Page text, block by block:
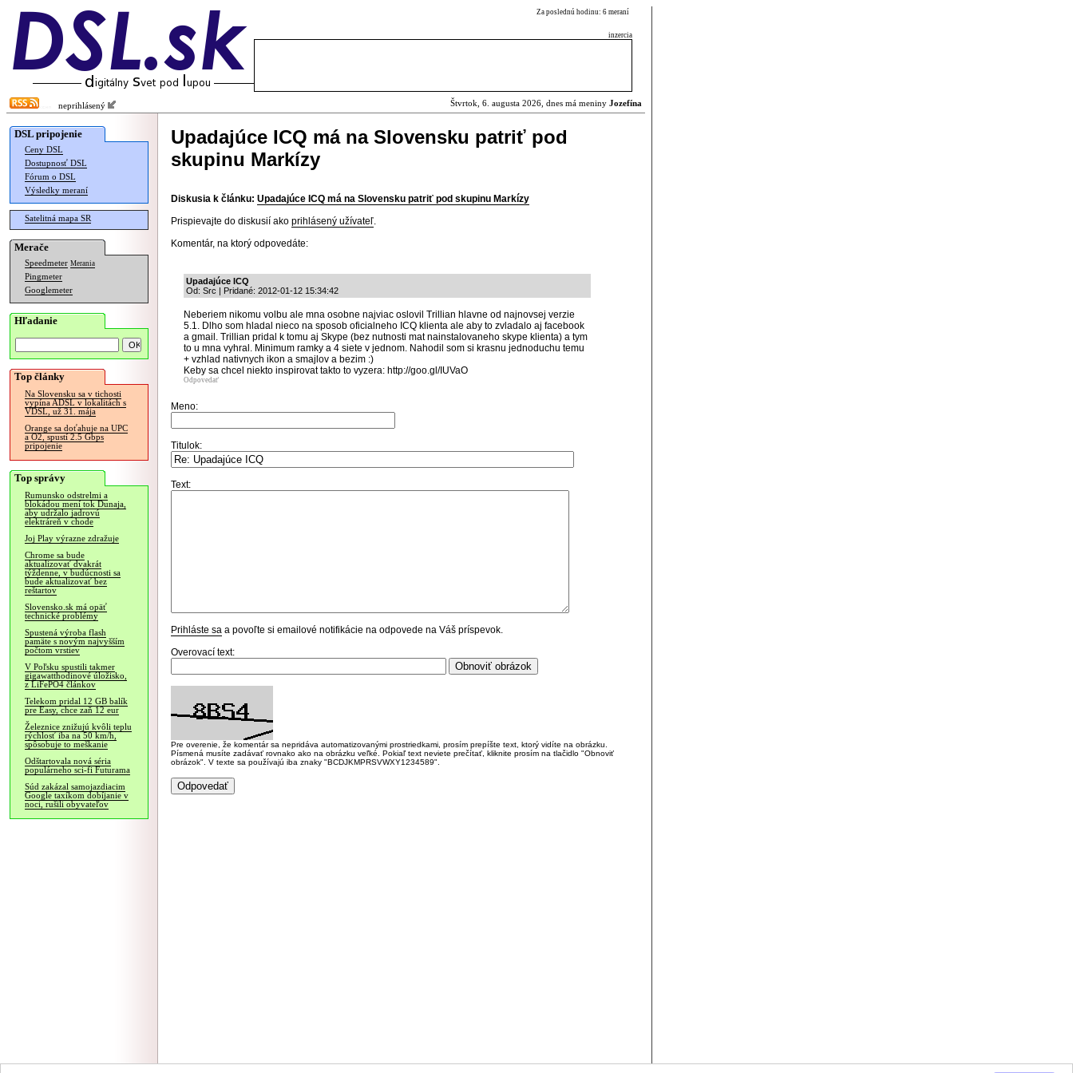
Za poslednú hodinu: 6 meraní
inzercia
neprihlásený Štvrtok, 6. augusta 2026, dnes má meniny Jozefína
DSL pripojenie
Ceny DSL
Dostupnosť DSL
Fórum o DSL
Výsledky meraní
Satelitná mapa SR
Merače
Speedmeter Merania
Pingmeter
Googlemeter
Hľadanie
Top články
Na Slovensku sa v tichosti
vypína ADSL v lokalitách s
VDSL, už 31. mája
Orange sa doťahuje na UPC
a O2, spustí 2.5 Gbps
pripojenie
Top správy
Rumunsko odstrelmi a
blokádou mení tok Dunaja,
aby udržalo jadrovú
elektráreň v chode
Joj Play výrazne zdražuje
Chrome sa bude
aktualizovať dvakrát
týždenne, v budúcnosti sa
bude aktualizovať bez
reštartov
Slovensko.sk má opäť
technické problémy
Spustená výroba flash
pamäte s novým najvyšším
počtom vrstiev
V Poľsku spustili takmer
gigawatthodinové úložisko,
z LiFePO4 článkov
Telekom pridal 12 GB balík
pre Easy, chce zaň 12 eur
Železnice znižujú kvôli teplu
rýchlosť iba na 50 km/h,
spôsobuje to meškanie
Odštartovala nová séria
populárneho sci-fi Futurama
Súd zakázal samojazdiacim
Google taxíkom dobíjanie v
noci, rušili obyvateľov
Upadajúce ICQ má na Slovensku patriť pod
skupinu Markízy
Diskusia k článku: Upadajúce ICQ má na Slovensku patriť pod skupinu Markízy
Prispievajte do diskusií ako prihlásený užívateľ.
Komentár, na ktorý odpovedáte:
Upadajúce ICQ
Od: Src | Pridané: 2012-01-12 15:34:42
Neberiem nikomu volbu ale mna osobne najviac oslovil Trillian hlavne od najnovsej verzie
5.1. Dlho som hladal nieco na sposob oficialneho ICQ klienta ale aby to zvladalo aj facebook
a gmail. Trillian pridal k tomu aj Skype (bez nutnosti mat nainstalovaneho skype klienta) a tym
to u mna vyhral. Minimum ramky a 4 siete v jednom. Nahodil som si krasnu jednoduchu temu
+ vzhlad nativnych ikon a smajlov a bezim :)
Keby sa chcel niekto inspirovat takto to vyzera: http://goo.gl/IUVaO
Odpovedať
Meno:
Titulok:
Text:
Prihláste sa a povoľte si emailové notifikácie na odpovede na Váš príspevok.
Overovací text:
Pre overenie, že komentár sa nepridáva automatizovanými prostriedkami, prosím prepíšte text, ktorý vidíte na obrázku.
Písmená musíte zadávať rovnako ako na obrázku veľké. Pokiaľ text neviete prečítať, kliknite prosím na tlačidlo "Obnoviť
obrázok". V texte sa používajú iba znaky "BCDJKMPRSVWXY1234589".